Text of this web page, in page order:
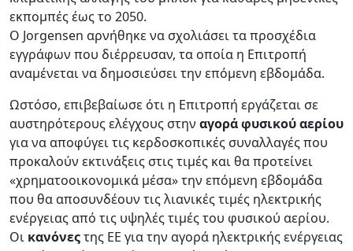
εκπομπές έως το 2050.
Ο Jorgensen αρνήθηκε να σχολιάσει τα προσχέδια
εγγράφων που διέρρευσαν, τα οποία η Επιτροπή
αναμένεται να δημοσιεύσει την επόμενη εβδομάδα.
Ωστόσο, επιβεβαίωσε ότι η Επιτροπή εργάζεται σε
αυστηρότερους ελέγχους στην αγορά φυσικού αερίου
για να αποφύγει τις κερδοσκοπικές συναλλαγές που
προκαλούν εκτινάξεις στις τιμές και θα προτείνει
«χρηματοοικονομικά μέσα» την επόμενη εβδομάδα
που θα αποσυνδέουν τις λιανικές τιμές ηλεκτρικής
ενέργειας από τις υψηλές τιμές του φυσικού αερίου.
Οι κανόνεςτης ΕΕ για την αγορά ηλεκτρικής ενέργειας